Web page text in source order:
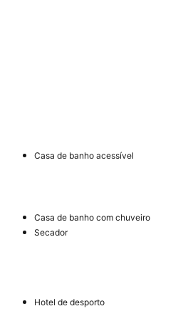
Casa de banho acessível
Casa de banho com chuveiro
Secador
Hotel de desporto